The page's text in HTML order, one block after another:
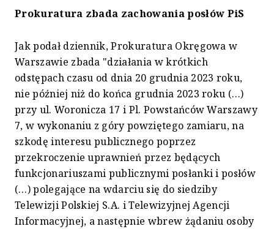
Prokuratura zbada zachowania posłów PiS
Jak podał dziennik, Prokuratura Okręgowa w
Warszawie zbada "działania w krótkich
odstępach czasu od dnia 20 grudnia 2023 roku,
nie później niż do końca grudnia 2023 roku (…)
przy ul. Woronicza 17 i Pl. Powstańców Warszawy
7, w wykonaniu z góry powziętego zamiaru, na
szkodę interesu publicznego poprzez
przekroczenie uprawnień przez będących
funkcjonariuszami publicznymi posłanki i posłów
(…) polegające na wdarciu się do siedziby
Telewizji Polskiej S.A. i Telewizyjnej Agencji
Informacyjnej, a następnie wbrew żądaniu osoby